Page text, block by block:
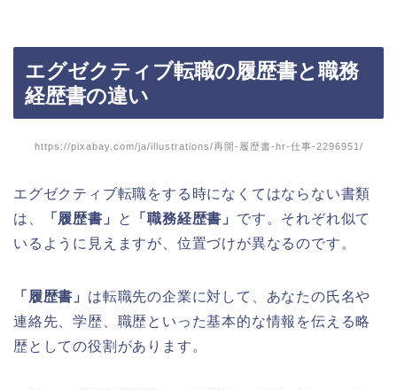
エグゼクティブ転職の履歴書と職務
経歴書の違い
https://pixabay.com/ja/illustrations/再開-履歴書-hr-仕事-2296951/
エグゼクティブ転職をする時になくてはならない書類
は、
「履歴書」 と 「職務経歴書」 です。それぞれ似て
いるように見えますが、位置づけが異なるのです。
「履歴書」 は転職先の企業に対して、あなたの氏名や
連絡先、学歴、職歴といった基本的な情報を伝える略
歴としての役割があります。